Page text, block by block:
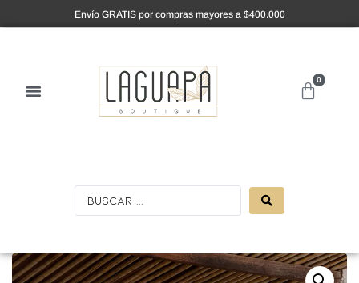
Envío GRATIS por compras mayores a $400.000
0